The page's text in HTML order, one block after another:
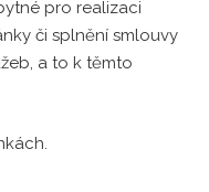
pro realizaci
či splnění smlouvy
a to k těmto